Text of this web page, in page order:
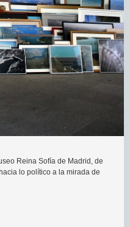
Reina Sofía de Madrid, de
lo político a la mirada de